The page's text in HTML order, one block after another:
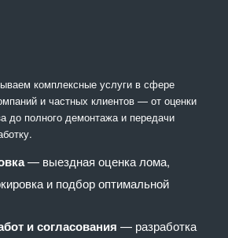
комплексные услуги в сфере
и частных клиентов — от оценки
до полного демонтажа и передачи
— выездная оценка лома,
и подбор оптимальной
и согласования — разработка